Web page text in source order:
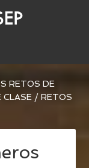
RETOS DE
CLASE / RETOS